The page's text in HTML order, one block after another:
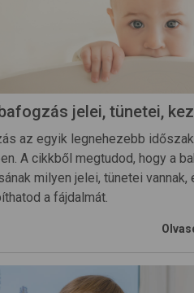
jelei, tünetei,
az egyik legnehezebb
A cikkből megtudod, hogy a
milyen jelei, tünetei vannak,
a fájdalmát.